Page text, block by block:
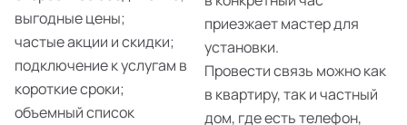
выгодные цены;
частые акции и скидки;
подключение к услугам в
короткие сроки;
объемный список
приезжает мастер для
установки.
Провести связь можно как
в квартиру, так и частный
дом, где есть телефон,